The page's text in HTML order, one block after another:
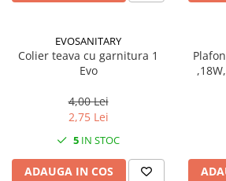
EVOSANITARY
Colier teava cu garnitura 1
Evo
4,00 Lei
2,75 Lei
5 IN STOC
ADAUGA IN COS